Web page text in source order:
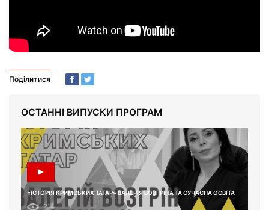
Поділитися
ОСТАННІ ВИПУСКИ ПРОГРАМ
«ІСТОРІЯ КРИМСЬКИХ ТАТАР» ВАЛЕРІЯ ВОЗГРІНА ТА СУЧАСНА ОСВІТА
214